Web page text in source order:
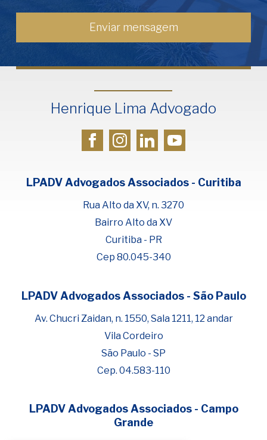
Fale com Henrique Lima
Cadastre-se para começar uma
conversa no WhatsApp
Henrique Lima Advogado
LPADV Advogados Associados - Curitiba
Rua Alto da XV, n. 3270
Bairro Alto da XV
Curitiba - PR
Cep 80.045-340
LPADV Advogados Associados - São Paulo
Av. Chucri Zaidan, n. 1550, Sala 1211, 12 andar
Vila Cordeiro
São Paulo - SP
Cep. 04.583-110
LPADV Advogados Associados - Campo
Grande